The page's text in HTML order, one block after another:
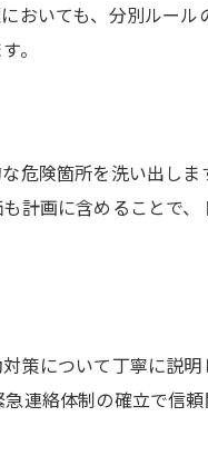
おいても、分別ルール
。
危険箇所を洗い出しま
計画に含めることで、
策について丁寧に説明
連絡体制の確立で信